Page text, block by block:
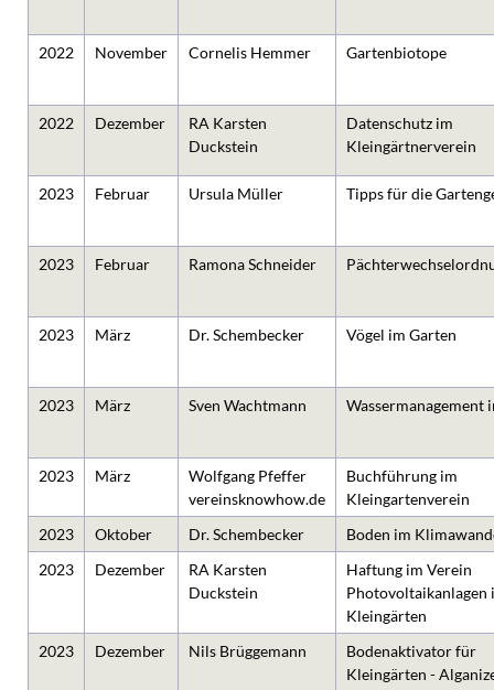
2022 November Cornelis Hemmer Gartenbiotope
2022 Dezember
RA Karsten
Duckstein
Datenschutz im
Kleingärtnerverein
2023 Februar Ursula Müller Tipps für die
2023 Februar Ramona Schneider
2023 März Dr. Schembecker Vögel im Garten
2023 März Sven Wachtmann Wassermanagement
2023 März
Wolfgang Pfeffer
vereinsknowhow.de
Buchführung im
Kleingartenverein
2023
Oktober Dr. Schembecker
Boden im
2023
Dezember
RA Karsten
Duckstein
Haftung im Verein
Photovoltaikanlagen
Kleingärten
2023
Dezember Nils Brüggemann
Bodenaktivator für
Kleingärten -